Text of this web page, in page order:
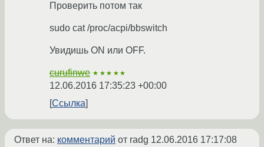
Проверить потом так
sudo cat /proc/acpi/bbswitch
Увидишь ON или OFF.
curufinwe ★★★★★
12.06.2016 17:35:23 +00:00
Ссылка
Ответ на: комментарий от radg 12.06.2016 17:17:08